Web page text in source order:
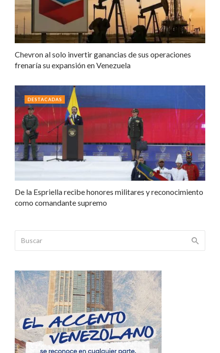
Chevron al solo invertir ganancias de sus operaciones
frenaría su expansión en Venezuela
De la Espriella recibe honores militares y reconocimiento
como comandante supremo
DESTACADAS